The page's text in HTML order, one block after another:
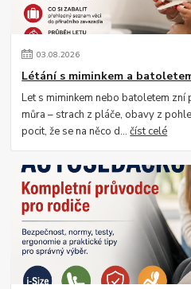
03.08.2026
Létání s miminkem a
Let s miminkem nebo batoletem
můra – strach z pláče, obavy z
pocit, že se na něco d...číst celé